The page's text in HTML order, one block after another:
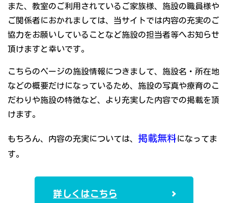
また、教室のご利用されているご家族様、施設の職員様や
ご関係者におかれましては、当サイトでは内容の充実のご
協力をお願いしていることなど施設の担当者等へお知らせ
頂けますと幸いです。
こちらのページの施設情報につきまして、施設名・所在地
などの概要だけになっているため、施設の写真や療育のこ
だわりや施設の特徴など、より充実した内容での掲載を頂
けます。
もちろん、内容の充実については、 掲載無料になってま
す。
詳しくはこちら